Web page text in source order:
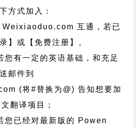
方式加入：
Weixiaoduo.com 互通，若已
】或【免费注册】。
您有一定的英语基础，和充足
邮件到
(将#替换为@) 告知想要加
翻译项目；
您已经对最新版的 Powen